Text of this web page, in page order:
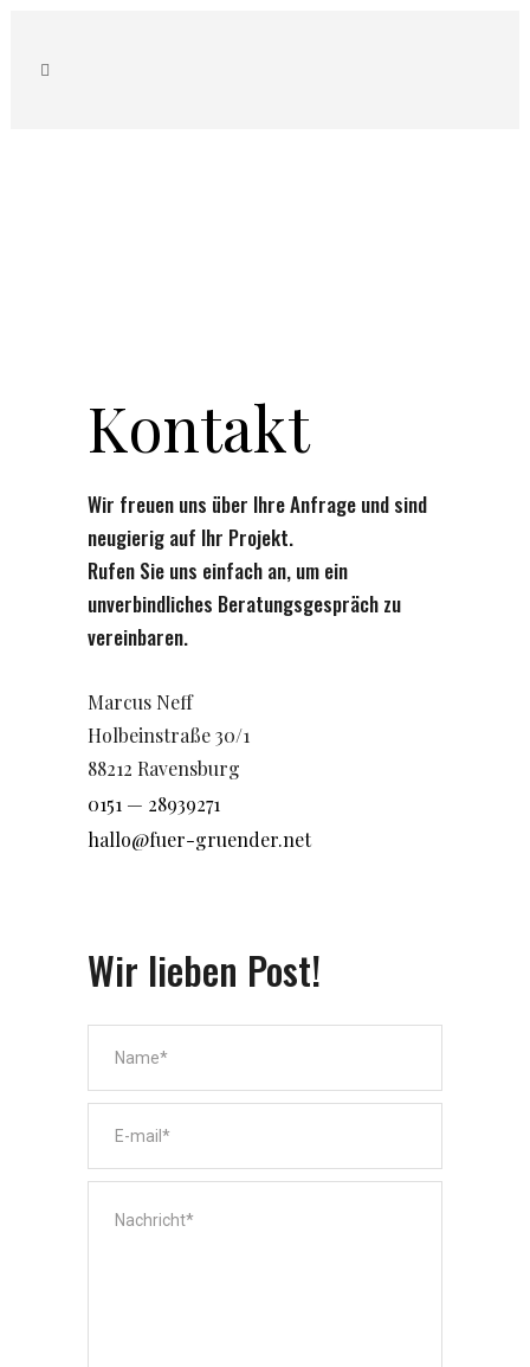
Kontakt
Wir freuen uns über Ihre Anfrage und sind
neugierig auf Ihr Projekt.
Rufen Sie uns einfach an, um ein
unverbindliches Beratungsgespräch zu
vereinbaren.
Marcus Neff
Holbeinstraße 30/1
88212 Ravensburg
0151 — 28939271
hallo@fuer-gruender.net
Wir lieben Post!